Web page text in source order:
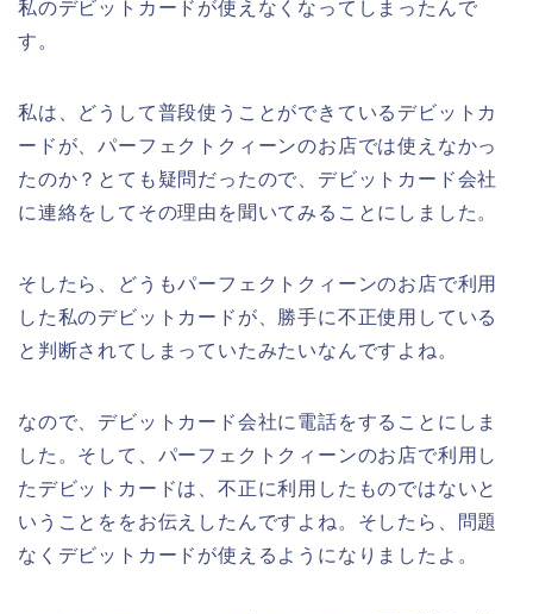
私のデビットカードが使えなくなってしまったんで
す。
私は、どうして普段使うことができているデビットカ
ードが、パーフェクトクィーンのお店では使えなかっ
たのか？とても疑問だったので、デビットカード会社
に連絡をしてその理由を聞いてみることにしました。
そしたら、どうもパーフェクトクィーンのお店で利用
した私のデビットカードが、勝手に不正使用している
と判断されてしまっていたみたいなんですよね。
なので、デビットカード会社に電話をすることにしま
した。そして、パーフェクトクィーンのお店で利用し
たデビットカードは、不正に利用したものではないと
いうことををお伝えしたんですよね。そしたら、問題
なくデビットカードが使えるようになりましたよ。